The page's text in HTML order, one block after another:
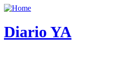
Diario YA